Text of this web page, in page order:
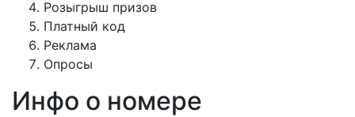
Розыгрыш призов
Платный код
Реклама
Опросы
Инфо о номере